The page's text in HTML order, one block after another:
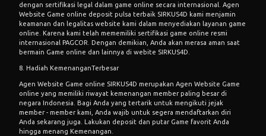
dengan sertifikasi legal dalam game online secara internasional. Agen
Website Game online deposit pulsa terbaik SIRKUS4D kami menjamin
keamanan dan legalitas website kami dalam menyediakan layanan game
online. Karena kami telah mememiliki sertifikasi game online resmi
internasional PAGCOR. Dengan demikian, Anda akan merasa aman saat
bermain Game online dan lainnya di webite SIRKUS4D.
8. Hadiah KemenanganTerbesar
Agen Website Game online SIRKUS4D merupakan Agen Website Game
online yang memiliki riwayat kemenangan member paling besar di
negara Indonesia. Bagi Anda yang tertarik untuk mengikuti jejak
member - member kami, Anda wajib untuk segera mendaftarkan diri
Anda sekarang juga. Lakukan deposit dan putar Game favorit Anda
hingga menang Kemenangan.